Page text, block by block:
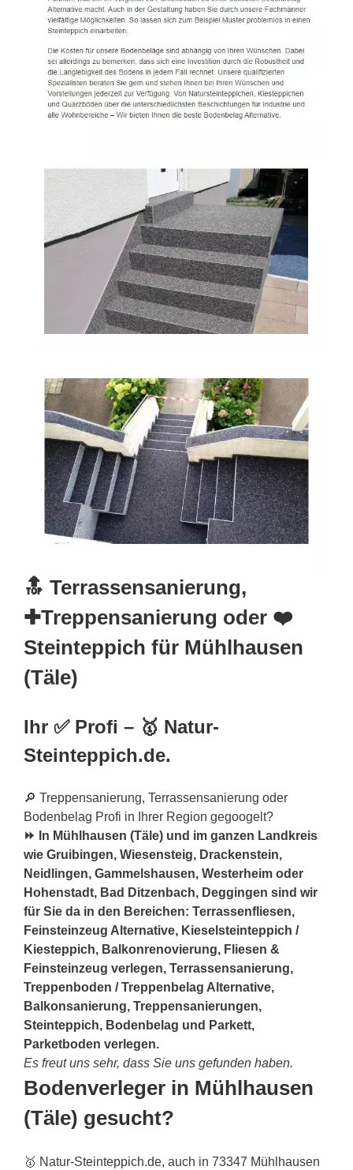
🔝 Terrassensanierung,
✚Treppensanierung oder ❤️
Steinteppich für Mühlhausen
(Täle)
Ihr ✅ Profi – 🥇 Natur-
Steinteppich.de.
🔎 Treppensanierung, Terrassensanierung oder
Bodenbelag Profi in Ihrer Region gegoogelt?
⏩ In Mühlhausen (Täle) und im ganzen Landkreis
wie Gruibingen, Wiesensteig, Drackenstein,
Neidlingen, Gammelshausen, Westerheim oder
Hohenstadt, Bad Ditzenbach, Deggingen sind wir
für Sie da in den Bereichen: Terrassenfliesen,
Feinsteinzeug Alternative, Kieselsteinteppich /
Kiesteppich, Balkonrenovierung, Fliesen &
Feinsteinzeug verlegen, Terrassensanierung,
Treppenboden / Treppenbelag Alternative,
Balkonsanierung, Treppensanierungen,
Steinteppich, Bodenbelag und Parkett,
Parketboden verlegen.
Es freut uns sehr, dass Sie uns gefunden haben.
Bodenverleger in Mühlhausen
(Täle) gesucht?
🥇 Natur-Steinteppich.de, auch in 73347 Mühlhausen